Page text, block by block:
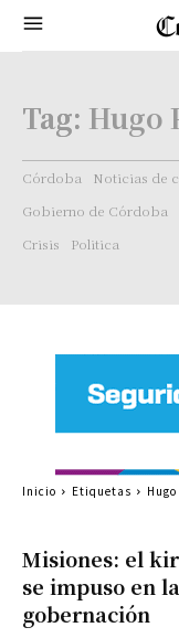
Tag: Hugo
Córdoba Noticias de
Gobierno de Córdoba
Crisis
Politica
Misiones: el
se impuso en la
gobernación
Inicio Etiquetas